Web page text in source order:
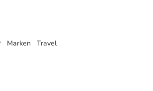
Marken Travel